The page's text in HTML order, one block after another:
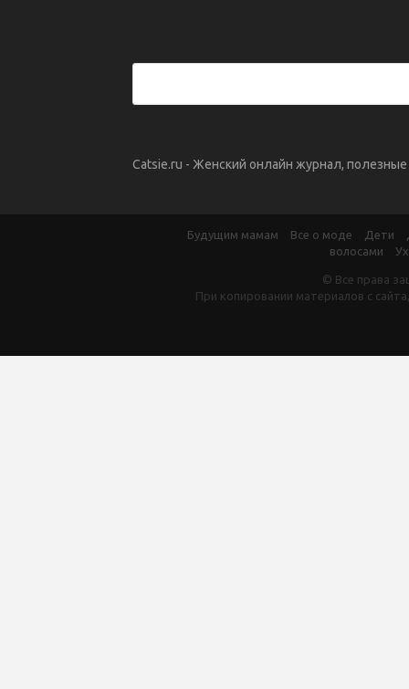
Catsie.ru - Женский онлайн журнал,
Будущим мамам Все о моде Дети
волосами
© Все права
При копировании материалов с